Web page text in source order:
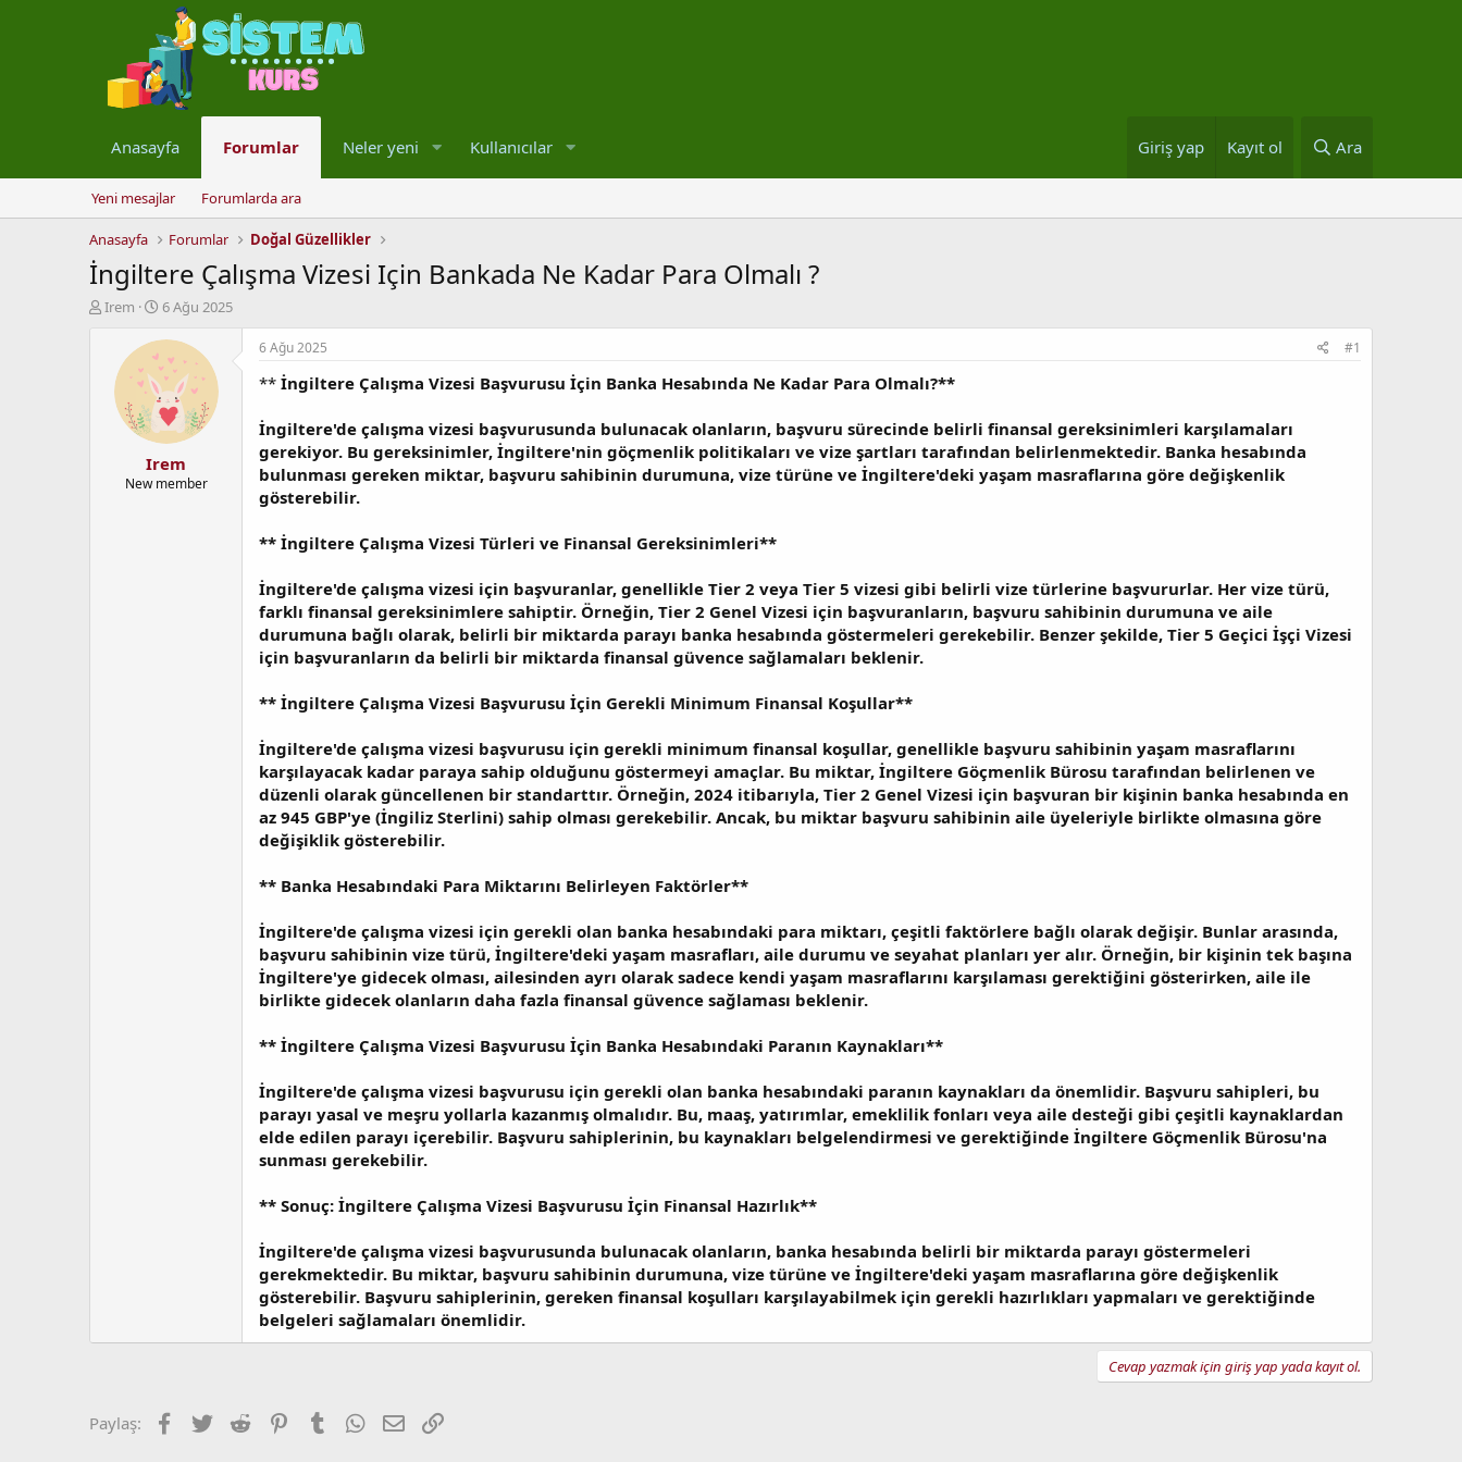
Anasayfa Forumlar Neler yeni Kullanıcılar Giriş yap Kayıt ol Ara
Yeni mesajlar Forumlarda ara
Anasayfa Forumlar Doğal Güzellikler
İngiltere Çalışma Vizesi Için Bankada Ne Kadar Para Olmalı ?
K
Irem
B
ş
l
a
n
g
ı
ç
t
6 Ağu 2025
Irem
New member
6 Ağu 2025 #1
** İngiltere Çalışma Vizesi Başvurusu İçin Banka Hesabında Ne Kadar Para Olmalı?**
İngiltere'de çalışma vizesi başvurusunda bulunacak olanların, başvuru sürecinde belirli finansal gereksinimleri karşılamaları
gerekiyor. Bu gereksinimler, İngiltere'nin göçmenlik politikaları ve vize şartları tarafından belirlenmektedir. Banka hesabında
bulunması gereken miktar, başvuru sahibinin durumuna, vize türüne ve İngiltere'deki yaşam masraflarına göre değişkenlik
gösterebilir.
** İngiltere Çalışma Vizesi Türleri ve Finansal Gereksinimleri**
İngiltere'de çalışma vizesi için başvuranlar, genellikle Tier 2 veya Tier 5 vizesi gibi belirli vize türlerine başvururlar. Her vize türü,
farklı finansal gereksinimlere sahiptir. Örneğin, Tier 2 Genel Vizesi için başvuranların, başvuru sahibinin durumuna ve aile
durumuna bağlı olarak, belirli bir miktarda parayı banka hesabında göstermeleri gerekebilir. Benzer şekilde, Tier 5 Geçici İşçi Vizesi
için başvuranların da belirli bir miktarda finansal güvence sağlamaları beklenir.
** İngiltere Çalışma Vizesi Başvurusu İçin Gerekli Minimum Finansal Koşullar**
İngiltere'de çalışma vizesi başvurusu için gerekli minimum finansal koşullar, genellikle başvuru sahibinin yaşam masraflarını
karşılayacak kadar paraya sahip olduğunu göstermeyi amaçlar. Bu miktar, İngiltere Göçmenlik Bürosu tarafından belirlenen ve
düzenli olarak güncellenen bir standarttır. Örneğin, 2024 itibarıyla, Tier 2 Genel Vizesi için başvuran bir kişinin banka hesabında en
az 945 GBP'ye (İngiliz Sterlini) sahip olması gerekebilir. Ancak, bu miktar başvuru sahibinin aile üyeleriyle birlikte olmasına göre
değişiklik gösterebilir.
** Banka Hesabındaki Para Miktarını Belirleyen Faktörler**
İngiltere'de çalışma vizesi için gerekli olan banka hesabındaki para miktarı, çeşitli faktörlere bağlı olarak değişir. Bunlar arasında,
başvuru sahibinin vize türü, İngiltere'deki yaşam masrafları, aile durumu ve seyahat planları yer alır. Örneğin, bir kişinin tek başına
İngiltere'ye gidecek olması, ailesinden ayrı olarak sadece kendi yaşam masraflarını karşılaması gerektiğini gösterirken, aile ile
birlikte gidecek olanların daha fazla finansal güvence sağlaması beklenir.
** İngiltere Çalışma Vizesi Başvurusu İçin Banka Hesabındaki Paranın Kaynakları**
İngiltere'de çalışma vizesi başvurusu için gerekli olan banka hesabındaki paranın kaynakları da önemlidir. Başvuru sahipleri, bu
parayı yasal ve meşru yollarla kazanmış olmalıdır. Bu, maaş, yatırımlar, emeklilik fonları veya aile desteği gibi çeşitli kaynaklardan
elde edilen parayı içerebilir. Başvuru sahiplerinin, bu kaynakları belgelendirmesi ve gerektiğinde İngiltere Göçmenlik Bürosu'na
sunması gerekebilir.
** Sonuç: İngiltere Çalışma Vizesi Başvurusu İçin Finansal Hazırlık**
İngiltere'de çalışma vizesi başvurusunda bulunacak olanların, banka hesabında belirli bir miktarda parayı göstermeleri
gerekmektedir. Bu miktar, başvuru sahibinin durumuna, vize türüne ve İngiltere'deki yaşam masraflarına göre değişkenlik
gösterebilir. Başvuru sahiplerinin, gereken finansal koşulları karşılayabilmek için gerekli hazırlıkları yapmaları ve gerektiğinde
belgeleri sağlamaları önemlidir.
Cevap yazmak için giriş yap yada kayıt ol.
Paylaş: Facebook
TwitterReddit PinterestTumblrWhatsApp
E-postaLink